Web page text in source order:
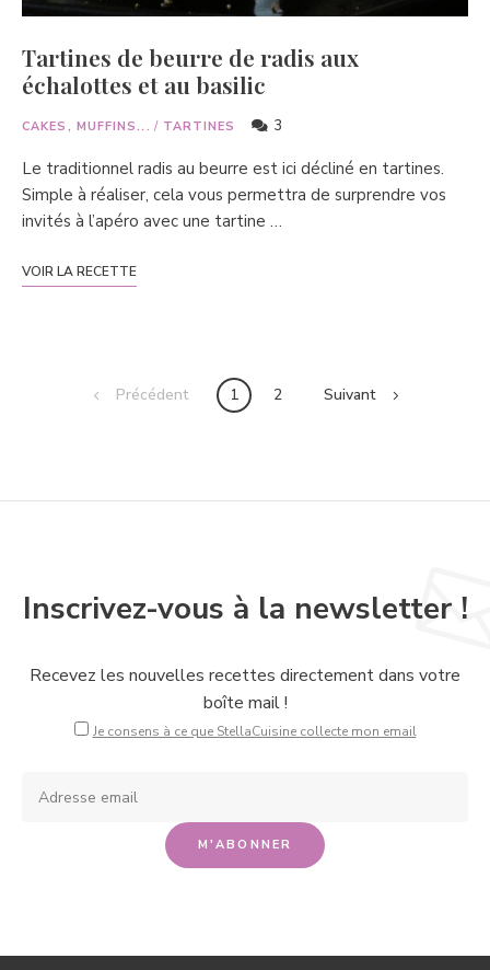
Tartines de beurre de radis aux
échalottes et au basilic
CAKES, MUFFINS... / TARTINES 3
Le traditionnel radis au beurre est ici décliné en tartines.
Simple à réaliser, cela vous permettra de surprendre vos
invités à l’apéro avec une tartine …
VOIR LA RECETTE
Précédent 1 2 Suivant
Inscrivez-vous à la newsletter !
Recevez les nouvelles recettes directement dans votre
boîte mail !
Je consens à ce que StellaCuisine collecte mon email